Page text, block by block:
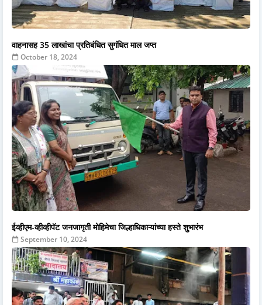
वाहनासह 35 लाखांचा प्रतिबंधित सुगंधित माल जप्त
October 18, 2024
ईव्हीएम-व्हीव्हीपॅट जनजागृती मोहिमेचा जिल्हाधिकाऱ्यांच्या हस्ते शुभारंभ
September 10, 2024